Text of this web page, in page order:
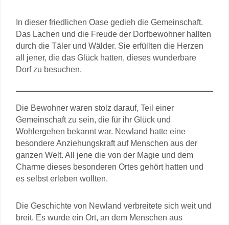
In dieser friedlichen Oase gedieh die Gemeinschaft.
Das Lachen und die Freude der Dorfbewohner hallten
durch die Täler und Wälder. Sie erfüllten die Herzen
all jener, die das Glück hatten, dieses wunderbare
Dorf zu besuchen.
Die Bewohner waren stolz darauf, Teil einer
Gemeinschaft zu sein, die für ihr Glück und
Wohlergehen bekannt war. Newland hatte eine
besondere Anziehungskraft auf Menschen aus der
ganzen Welt. All jene die von der Magie und dem
Charme dieses besonderen Ortes gehört hatten und
es selbst erleben wollten.
Die Geschichte von Newland verbreitete sich weit und
breit. Es wurde ein Ort, an dem Menschen aus